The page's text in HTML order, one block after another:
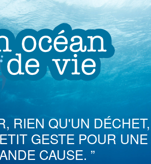
RIEN QU'UN DÉCHET,
GESTE POUR UNE
CAUSE. ”